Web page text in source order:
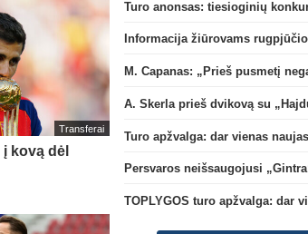
Transferai
kovą dėl